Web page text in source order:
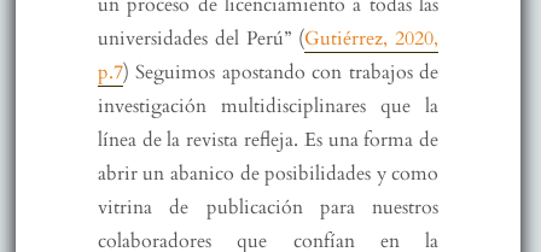
universidades del Perú” (Gutiérrez, 2020,
p.7) Seguimos apostando con trabajos de
investigación multidisciplinares que la
línea de la revista refleja. Es una forma de
abrir un abanico de posibilidades y como
vitrina de publicación para nuestros
colaboradores que confían en la